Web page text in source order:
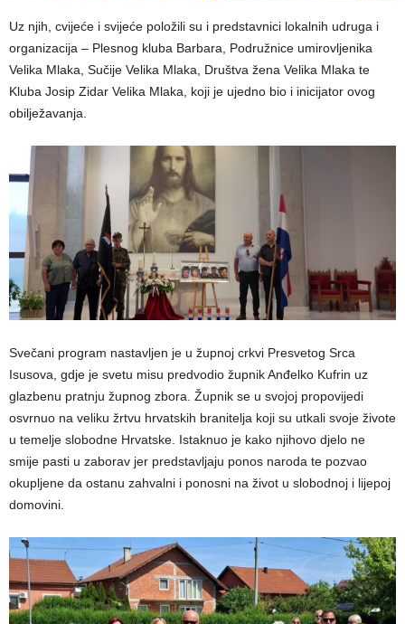
Uz njih, cvijeće i svijeće položili su i predstavnici lokalnih udruga i
organizacija – Plesnog kluba Barbara, Podružnice umirovljenika
Velika Mlaka, Sučije Velika Mlaka, Društva žena Velika Mlaka te
Kluba Josip Zidar Velika Mlaka, koji je ujedno bio i inicijator ovog
obilježavanja.
Svečani program nastavljen je u župnoj crkvi Presvetog Srca
Isusova, gdje je svetu misu predvodio župnik Anđelko Kufrin uz
glazbenu pratnju župnog zbora. Župnik se u svojoj propovijedi
osvrnuo na veliku žrtvu hrvatskih branitelja koji su utkali svoje živote
u temelje slobodne Hrvatske. Istaknuo je kako njihovo djelo ne
smije pasti u zaborav jer predstavljaju ponos naroda te pozvao
okupljene da ostanu zahvalni i ponosni na život u slobodnoj i lijepoj
domovini.